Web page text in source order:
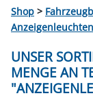
Shop >
Anzeigenleuchten
UNSER
ENGE AN